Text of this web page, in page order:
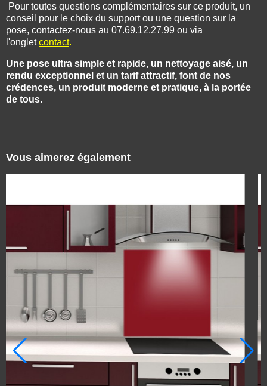
Pour toutes questions complémentaires sur ce produit, un
conseil pour le choix du support ou une question sur la
pose, contactez-nous au 07.69.12.27.99 ou via
l'ongletcontact.
Une pose ultra simple et rapide, un nettoyage aisé, un
rendu exceptionnel et un tarif attractif, font de nos
crédences, un produit moderne et pratique, à la portée
de tous.
Vous aimerez également